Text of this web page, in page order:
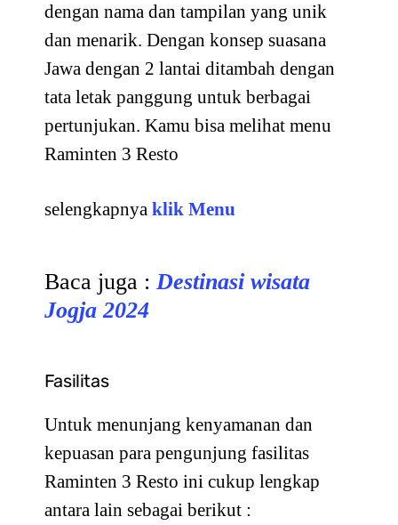
dengan nama dan tampilan yang unik
dan menarik. Dengan konsep suasana
Jawa dengan 2 lantai ditambah dengan
tata letak panggung untuk berbagai
pertunjukan. Kamu bisa melihat menu
Raminten 3 Resto
selengkapnya klik Menu
Baca juga : Destinasi wisata
Jogja 2024
Fasilitas
Untuk menunjang kenyamanan dan
kepuasan para pengunjung fasilitas
Raminten 3 Resto ini cukup lengkap
antara lain sebagai berikut :